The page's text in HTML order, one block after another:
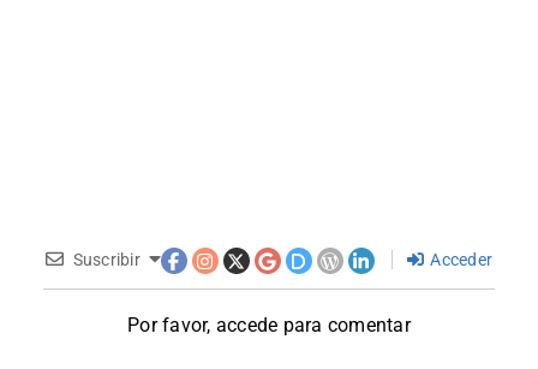
Suscribir Acceder
Por favor, accede para comentar